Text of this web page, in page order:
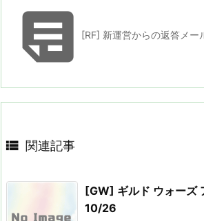
[RF] 新運営からの返答メー
 関連記事
[GW] ギルド ウォーズ
10/26